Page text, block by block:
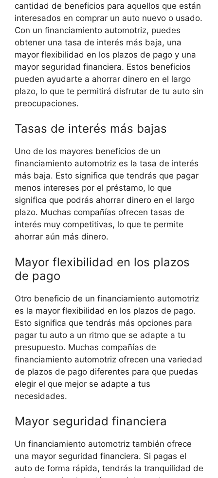
cantidad de beneficios para aquellos que están
interesados en comprar un auto nuevo o usado.
Con un financiamiento automotriz, puedes
obtener una tasa de interés más baja, una
mayor flexibilidad en los plazos de pago y una
mayor seguridad financiera. Estos beneficios
pueden ayudarte a ahorrar dinero en el largo
plazo, lo que te permitirá disfrutar de tu auto sin
preocupaciones.
Tasas de interés más bajas
Uno de los mayores beneficios de un
financiamiento automotriz es la tasa de interés
más baja. Esto significa que tendrás que pagar
menos intereses por el préstamo, lo que
significa que podrás ahorrar dinero en el largo
plazo. Muchas compañías ofrecen tasas de
interés muy competitivas, lo que te permite
ahorrar aún más dinero.
Mayor flexibilidad en los plazos
de pago
Otro beneficio de un financiamiento automotriz
es la mayor flexibilidad en los plazos de pago.
Esto significa que tendrás más opciones para
pagar tu auto a un ritmo que se adapte a tu
presupuesto. Muchas compañías de
financiamiento automotriz ofrecen una variedad
de plazos de pago diferentes para que puedas
elegir el que mejor se adapte a tus
necesidades.
Mayor seguridad financiera
Un financiamiento automotriz también ofrece
una mayor seguridad financiera. Si pagas el
auto de forma rápida, tendrás la tranquilidad de